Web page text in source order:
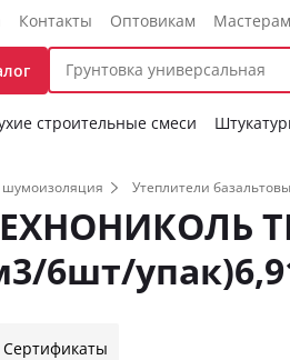
Контакты Оптовикам Мастерам
строительные смеси
шумоизоляция Утеплители
6шт/
Сертификаты